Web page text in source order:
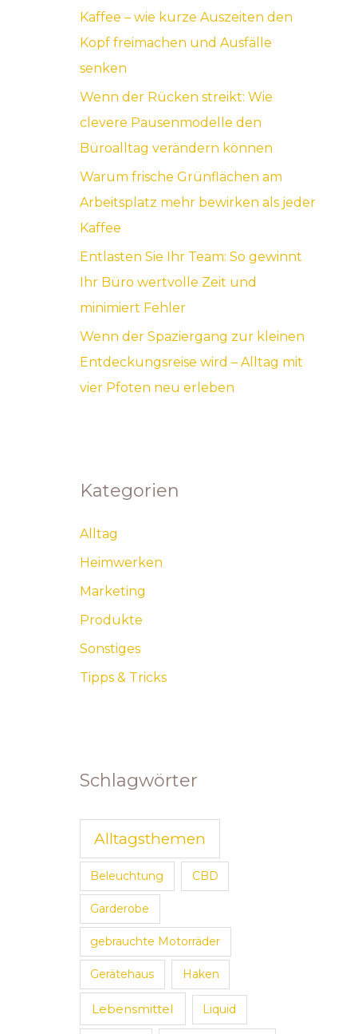
a
c
h
:
Kaffee – wie kurze Auszeiten den
Kopf freimachen und Ausfälle
senken
Wenn der Rücken streikt: Wie
clevere Pausenmodelle den
Büroalltag verändern können
Warum frische Grünflächen am
Arbeitsplatz mehr bewirken als jeder
Kaffee
Entlasten Sie Ihr Team: So gewinnt
Ihr Büro wertvolle Zeit und
minimiert Fehler
Wenn der Spaziergang zur kleinen
Entdeckungsreise wird – Alltag mit
vier Pfoten neu erleben
Kategorien
Alltag
Heimwerken
Marketing
Produkte
Sonstiges
Tipps & Tricks
Schlagwörter
Alltagsthemen
Beleuchtung CBD
Garderobe
gebrauchte Motorräder
Gerätehaus Haken
Lebensmittel Liquid